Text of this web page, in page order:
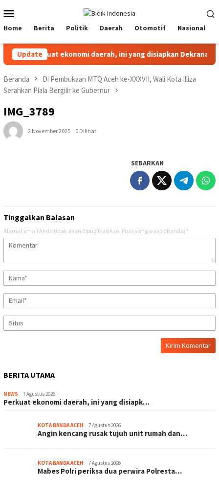
ke
kontenMobile
Home Berita Politik Daerah Otomotif Nasional
Update
Perkuat ekonomi daerah, ini yang disiapkan Dekranasda
Beranda
Di Pembukaan MTQ Aceh ke-XXXVII, Wali Kota Illiza
Serahkan Piala Bergilir ke Gubernur
IMG_3789
2 November 2025 0 Dilihat
SEBARKAN
Tinggalkan Balasan
Alamat email Anda tidak akan dipublikasikan. Ruas yang wajib ditandai *
BERITA UTAMA
NEWS 7 Agustus 2026
Perkuat ekonomi daerah, ini yang disiapk…
KOTA BANDA ACEH 7 Agustus 2026
Angin kencang rusak tujuh unit rumah dan…
KOTA BANDA ACEH 7 Agustus 2026
Mabes Polri periksa dua perwira Polresta…